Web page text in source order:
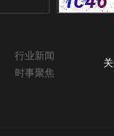
行业新闻
时事聚焦